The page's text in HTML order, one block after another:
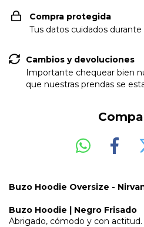
Compra protegida
Tus datos cuidados
Cambios y devoluciones
Importante chequear bien
que nuestras prendas se
Buzo Hoodie Oversize -
Buzo Hoodie | Negro Frisado
Abrigado, cómodo y con actitud.